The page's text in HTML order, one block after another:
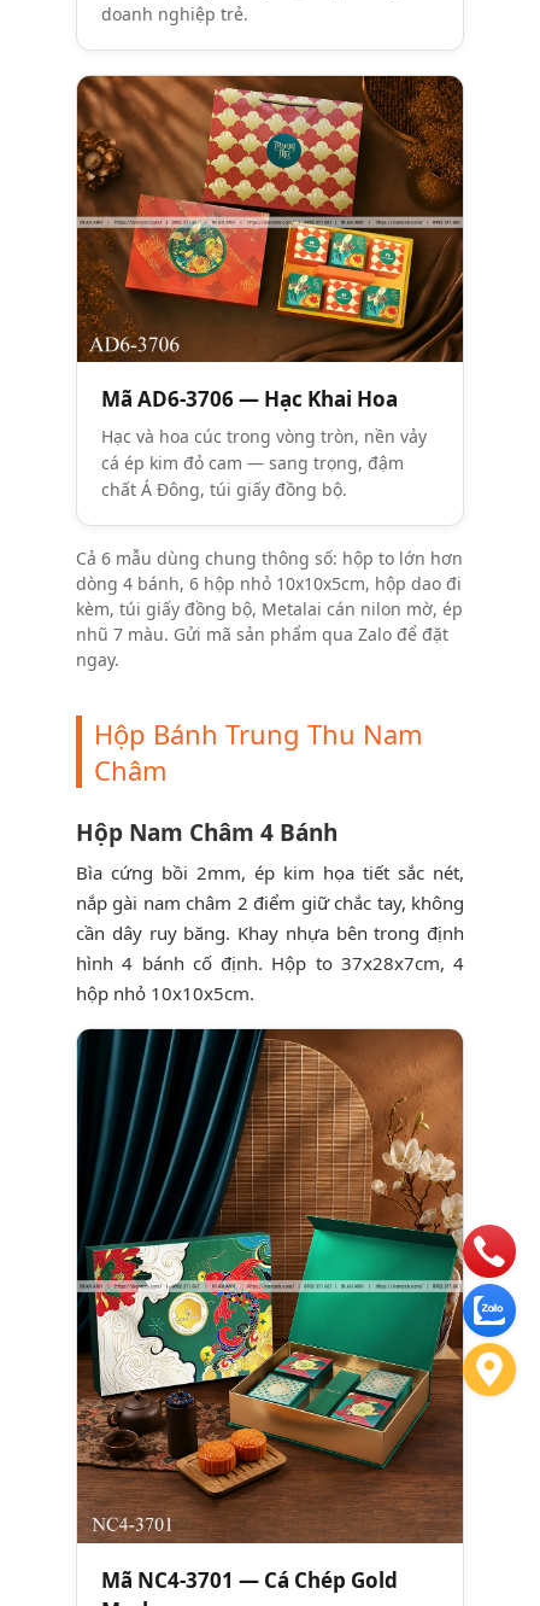
doanh nghiệp trẻ.
Mã AD6-3706 — Hạc Khai Hoa
Hạc và hoa cúc trong vòng tròn, nền vảy
cá ép kim đỏ cam — sang trọng, đậm
chất Á Đông, túi giấy đồng bộ.
Cả 6 mẫu dùng chung thông số: hộp to lớn hơn
dòng 4 bánh, 6 hộp nhỏ 10x10x5cm, hộp dao đi
kèm, túi giấy đồng bộ, Metalai cán nilon mờ, ép
nhũ 7 màu. Gửi mã sản phẩm qua Zalo để đặt
ngay.
Hộp Bánh Trung Thu Nam
Châm
Hộp Nam Châm 4 Bánh
Bìa cứng bồi 2mm, ép kim họa tiết sắc nét,
nắp gài nam châm 2 điểm giữ chắc tay, không
cần dây ruy băng. Khay nhựa bên trong định
hình 4 bánh cố định. Hộp to 37x28x7cm, 4
hộp nhỏ 10x10x5cm.
Mã NC4-3701 — Cá Chép Gold